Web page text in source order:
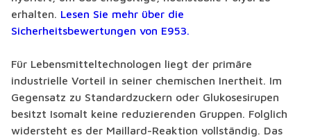
erhalten. Lesen Sie mehr über die
Sicherheitsbewertungen von E953.
Für Lebensmitteltechnologen liegt der primäre
industrielle Vorteil in seiner chemischen Inertheit. Im
Gegensatz zu Standardzuckern oder Glukosesirupen
besitzt Isomalt keine reduzierenden Gruppen. Folglich
widersteht es der Maillard-Reaktion vollständig. Das